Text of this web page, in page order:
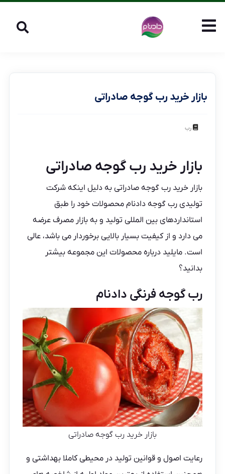
بازار خرید رب گوجه صادراتی
رب
بازار خرید رب گوجه صادراتی
بازار خرید رب گوجه صادراتی به دلیل اینکه شرکت
تولیدی رب گوجه دادنام محصولات خود را طبق
استانداردهای بین المللی تولید و به بازار مصرف عرضه
می دارد و از کیفیت بسیار بالایی برخوردار می باشد، عالی
است. مایلید درباره محصولات این مجموعه بیشتر
بدانید؟
رب گوجه فرنگی دادنام
بازار خرید رب گوجه صادراتی
رعایت اصول و قوانین تولید در محیطی کاملا بهداشتی و